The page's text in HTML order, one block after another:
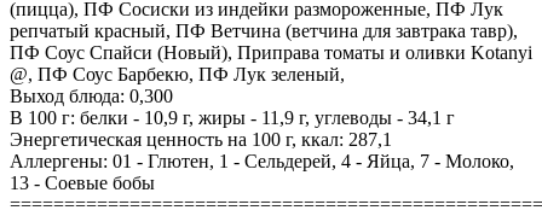
(пицца), ПФ Сосиски из индейки размороженные, ПФ Лук
репчатый красный, ПФ Ветчина (ветчина для завтрака тавр),
ПФ Соус Спайси (Новый), Приправа томаты и оливки Kotanyi
@, ПФ Соус Барбекю, ПФ Лук зеленый,
Выход блюда: 0,300
В 100 г: белки - 10,9 г, жиры - 11,9 г, углеводы - 34,1 г
Энергетическая ценность на 100 г, ккал: 287,1
Аллергены: 01 - Глютен, 1 - Сельдерей, 4 - Яйца, 7 - Молоко,
13 - Соевые бобы